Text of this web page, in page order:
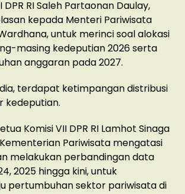
DPR RI Saleh Partaonan Daulay,
kepada Menteri Pariwisata
untuk merinci soal alokasi
masing kedeputian 2026 serta
anggaran pada 2027.
terdapat ketimpangan distribusi
kedeputian.
Komisi VII DPR RI Lamhot Sinaga
Pariwisata mengatasi
melakukan perbandingan data
2025 hingga kini, untuk
pertumbuhan sektor pariwisata di